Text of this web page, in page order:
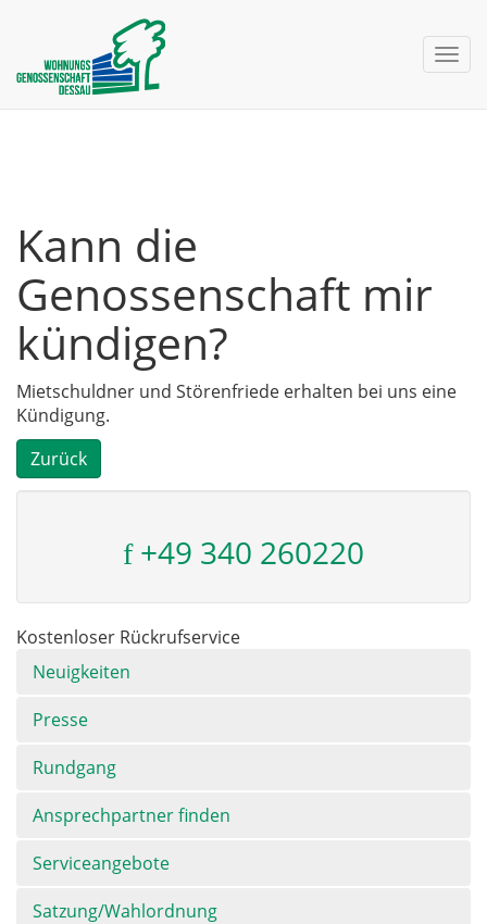
nav
Kann die
Genossenschaft mir
kündigen?
Mietschuldner und Störenfriede erhalten bei uns eine
Kündigung.
Zurück
+49 340 260220
Kostenloser Rückrufservice
Navigation
überspringen
Neuigkeiten
Presse
Rundgang
Ansprechpartner finden
Serviceangebote
Satzung/Wahlordnung